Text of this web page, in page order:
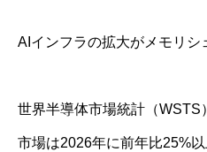
AIインフラの拡大がメモリシ
世界半導体市場統計（WSTS
市場は2026年に前年比25%